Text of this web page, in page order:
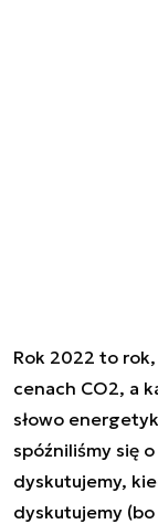
Rok 2022 to rok,
cenach CO2, a
słowo
spóźniliśmy się
dyskutujemy,
dyskutujemy